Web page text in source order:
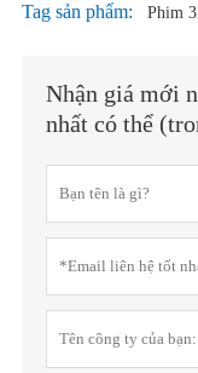
Tag sản phẩm: Phim
Nhận giá mới
nhất có thể